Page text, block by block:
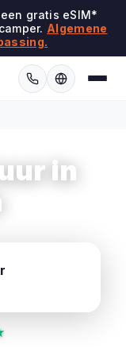
gratis eSIM*
Algemene
in